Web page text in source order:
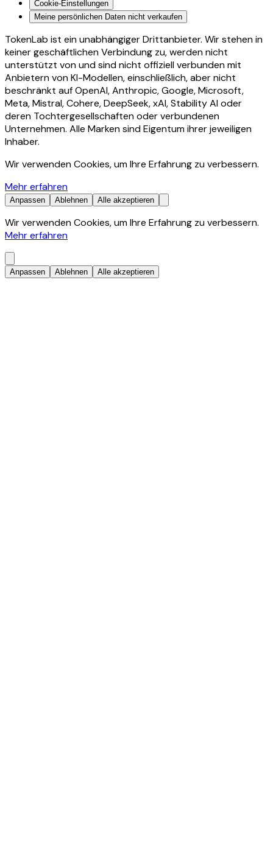
Cookie-Einstellungen
Meine persönlichen Daten nicht verkaufen
TokenLab ist ein unabhängiger Drittanbieter. Wir stehen in
keiner geschäftlichen Verbindung zu, werden nicht
unterstützt von und sind nicht offiziell verbunden mit
Anbietern von KI-Modellen, einschließlich, aber nicht
beschränkt auf OpenAI, Anthropic, Google, Microsoft,
Meta, Mistral, Cohere, DeepSeek, xAI, Stability AI oder
deren Tochtergesellschaften oder verbundenen
Unternehmen. Alle Marken sind Eigentum ihrer jeweiligen
Inhaber.
Wir verwenden Cookies, um Ihre Erfahrung zu verbessern.
Mehr erfahren
Anpassen Ablehnen Alle akzeptieren
Wir verwenden Cookies, um Ihre Erfahrung zu verbessern.
Mehr erfahren
Anpassen Ablehnen Alle akzeptieren